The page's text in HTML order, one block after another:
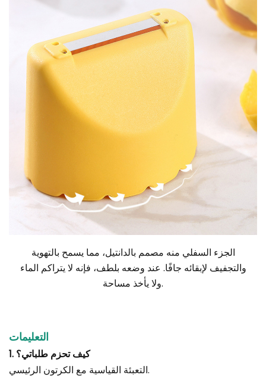
الجزء السفلي منه مصمم بالدانتيل، مما يسمح بالتهوية
والتجفيف لإبقائه جافًا. عند وضعه بلطف، فإنه لا يتراكم الماء
ولا يأخذ مساحة.
التعليمات
1. كيف تحزم طلباتي؟
التعبئة القياسية مع الكرتون الرئيسي.